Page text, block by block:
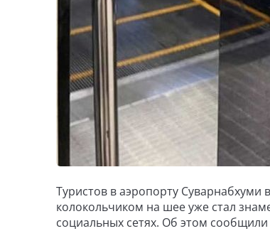
Туристов в аэропорту Суварнабхуми
колокольчиком на шее уже стал
социальных сетях. Об этом сообщили